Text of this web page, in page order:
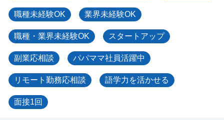
職種未経験OK 業界未経験OK
職種・業界未経験OK スタートアップ
副業応相談 パパママ社員活躍中
リモート勤務応相談 語学力を活かせる
面接1回